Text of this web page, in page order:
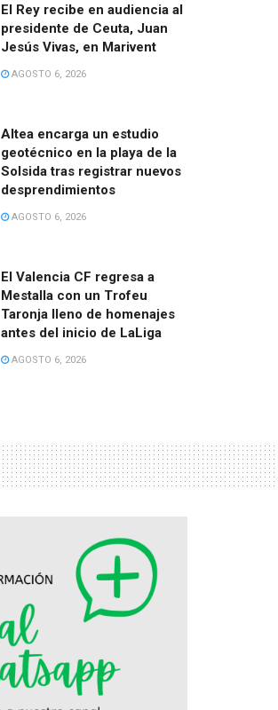
El Rey recibe en audiencia al
presidente de Ceuta, Juan
Jesús Vivas, en Marivent
AGOSTO 6, 2026
Altea encarga un estudio
geotécnico en la playa de la
Solsida tras registrar nuevos
desprendimientos
AGOSTO 6, 2026
El Valencia CF regresa a
Mestalla con un Trofeu
Taronja lleno de homenajes
antes del inicio de LaLiga
AGOSTO 6, 2026